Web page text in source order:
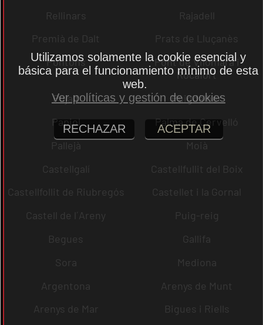
Rellinars
Rajadell
Premià de Dalt
Prats de Lluçanès
Pontons
Pont de Vilomara i
Rocafort
Pujalt
Puigdàlber
Papiol
Palma de Cervelló
Pallejà
Moià
Castellgalí
Castellfullit del Boix
Castellfollit de Riubregós
Castellet i la Gornal
Castell de l´Areny
Puig-reig
Begues
Gallifa
Sora
Mediona
Argentona
Arenys de Munt
Arenys de Mar
Bigues i Riells
Utilizamos solamente la cookie esencial y
básica para el funcionamiento mínimo de esta
web.
Ver políticas y gestión de cookies
RECHAZAR ACEPTAR